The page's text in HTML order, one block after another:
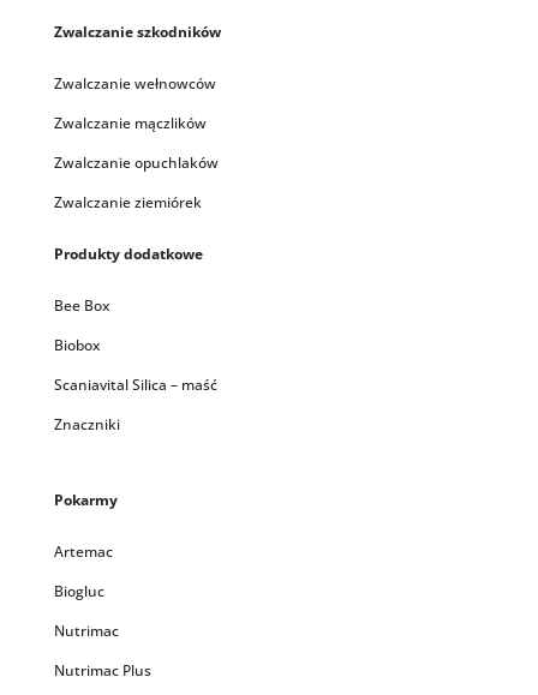
Zwalczanie szkodników
Zwalczanie wełnowców
Zwalczanie mączlików
Zwalczanie opuchlaków
Zwalczanie ziemiórek
Produkty dodatkowe
Bee Box
Biobox
Scaniavital Silica – maść
Znaczniki
Pokarmy
Artemac
Biogluc
Nutrimac
Nutrimac Plus